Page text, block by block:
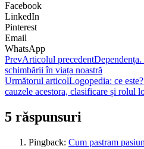
Facebook
LinkedIn
Pinterest
Email
WhatsApp
PrevArticolul precedentDependența.
schimbării în viața noastră
Următorul articolLogopedia: ce
cauzele acestora, clasificare și rolul
5 răspunsuri
Pingback: Cum pastram